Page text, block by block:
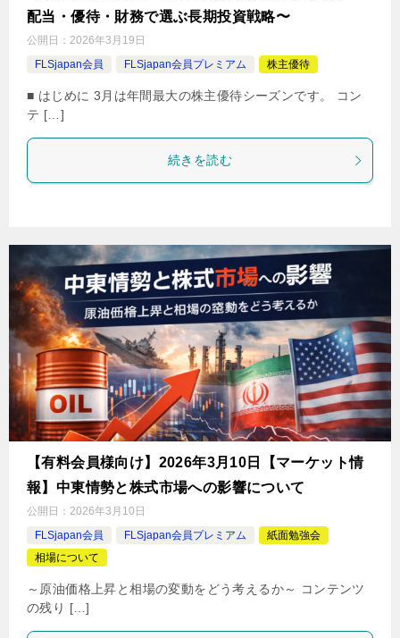
配当・優待・財務で選ぶ長期投資戦略〜
公開日： 2026年3月19日
FLSjapan会員
FLSjapan会員プレミアム 株主優待
■ はじめに 3月は年間最大の株主優待シーズンです。 コン
テ […]
続きを読む
【有料会員様向け】2026年3月10日【マーケット情
報】中東情勢と株式市場への影響について
公開日： 2026年3月10日
FLSjapan会員
FLSjapan会員プレミアム
紙面勉強会
相場について
～原油価格上昇と相場の変動をどう考えるか～ コンテンツ
の残り […]